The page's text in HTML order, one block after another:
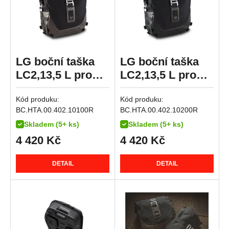
R 1150 RS
R 1150 RT
HP2 Enduro
R nineT
R nineT Pure
R nineT Scrambler
R nineT Urban G/S
R nineT Urban G/S Edition 40 Years
R nineT Urban G/S Option 719
R nineT-5
K 1200 R
K 1200 R Sport
Skladem (5+ ks)
LG boční taška
LC2,13,5 L pro
pravý nosič SLC
Kód produku:
BC.HTA.00.402.10100R
4 420 Kč
DETAIL
Skladem (5+ ks)
LG boční taška
LC2,13,5 L pro
pravý nosič SLC-
černá
Kód produku:
BC.HTA.00.402.10200R
4 420 Kč
DETAIL